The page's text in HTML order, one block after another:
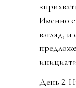
Именно
взгляд, и
День 2.